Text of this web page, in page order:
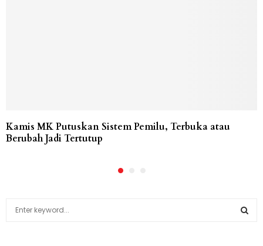
Kamis MK Putuskan Sistem Pemilu, Terbuka atau
Berubah Jadi Tertutup